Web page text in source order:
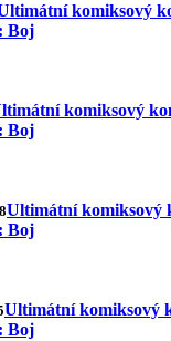
komiksový
Boj
komiksový
Boj
Ultimátní komiksový
Boj
Ultimátní komiksový
Boj